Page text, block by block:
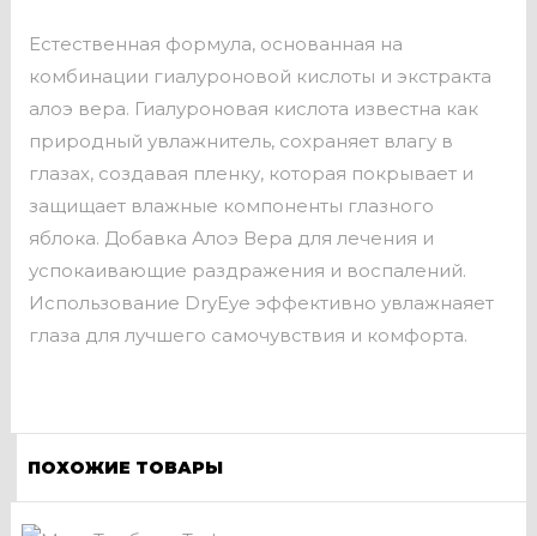
Естественная формула, основанная на
комбинации гиалуроновой кислоты и экстракта
алоэ вера. Гиалуроновая кислота известна как
природный увлажнитель, сохраняет влагу в
глазах, создавая пленку, которая покрывает и
защищает влажные компоненты глазного
яблока. Добавка Алоэ Вера для лечения и
успокаивающие раздражения и воспалений.
Использование DryEye эффективно увлажнаяет
глаза для лучшего самочувствия и комфорта.
ПОХОЖИЕ ТОВАРЫ